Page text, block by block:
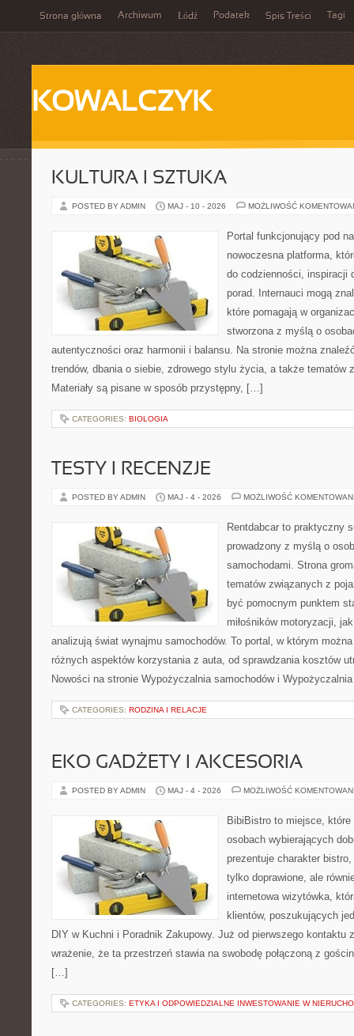
Strona główna Archiwum Łódź Podatek Spis Treści Tagi
KOWALCZYK
KULTURA I SZTUKA
POSTED BY ADMIN MAJ - 10 - 2026 MOŻLIWOŚĆ
Portal funkcjonujący pod
nowoczesna platforma,
do codzienności, inspiracji
porad. Internauci mogą
które pomagają w
stworzona z myślą o
autentyczności oraz harmonii i balansu. Na stronie można
trendów, dbania o siebie, zdrowego stylu życia, a także tematów
Materiały są pisane w sposób przystępny, […]
CATEGORIES: BIOLOGIA
TESTY I RECENZJE
POSTED BY ADMIN MAJ - 4 - 2026 MOŻLIWOŚĆ
Rentdabcar to praktyczny
prowadzony z myślą o
samochodami. Strona
tematów związanych z
być pomocnym punktem
miłośników motoryzacji,
analizują świat wynajmu samochodów. To portal, w którym
różnych aspektów korzystania z auta, od sprawdzania kosztów
Nowości na stronie Wypożyczalnia samochodów i
CATEGORIES: RODZINA I RELACJE
EKO GADŻETY I AKCESORIA
POSTED BY ADMIN MAJ - 4 - 2026 MOŻLIWOŚĆ
BibiBistro to miejsce, które
osobach wybierających
prezentuje charakter
tylko doprawione, ale
internetowa wizytówka,
klientów, poszukujących
DIY w Kuchni i Poradnik Zakupowy. Już od pierwszego kontaktu
wrażenie, że ta przestrzeń stawia na swobodę połączoną z
[…]
CATEGORIES: ETYKA I ODPOWIEDZIALNE INWESTOWANIE W